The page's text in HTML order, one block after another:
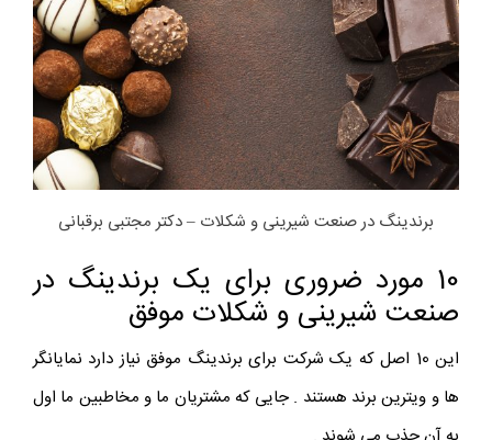
برندینگ در صنعت شیرینی و شکلات – دکتر مجتبی برقبانی
10 مورد ضروری برای یک برندینگ در
صنعت شیرینی و شکلات موفق
این 10 اصل که یک شرکت برای برندینگ موفق نیاز دارد نمایانگر
ها و ویترین برند هستند . جایی که مشتریان ما و مخاطبین ما اول